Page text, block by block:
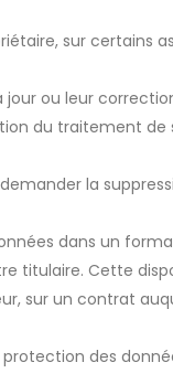
sur certains
jour ou leur
du traitement de
la
dans un
titulaire. Cette
sur un contrat
des